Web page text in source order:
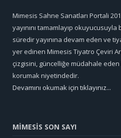
Mimesis Sahne Sanatları Portali
yayınını tamamlayıp okuyucusuyla
süredir yayınına devam eden ve
yer edinen Mimesis Tiyatro Çeviri
çizgisini, güncelliğe müdahale eden
korumak niyetindedir.
Devamını okumak için tıklayınız...
MİMESİS SON SAYI